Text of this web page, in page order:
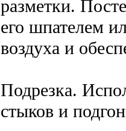
разметки.
его шпателем
воздуха и
Подрезка.
стыков и